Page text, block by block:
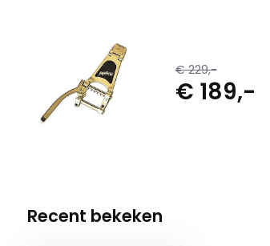
€ 229,-
€ 189,-
Recent bekeken